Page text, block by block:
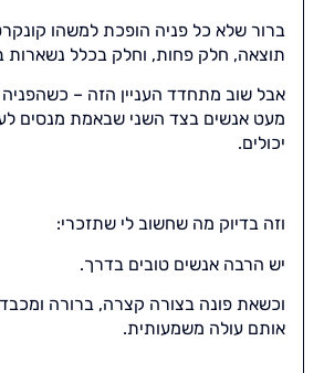
ברור שלא כל פניה הופכת למשהו
תוצאה, חלק פחות, וחלק בכלל נשארות
אבל שוב מתחדד העניין הזה – כשהפניה
מעט אנשים בצד השני שבאמת מנסים
יכולים.
וזה בדיוק מה שחשוב לי שתזכרי:
יש הרבה אנשים טובים בדרך.
וכשאת פונה בצורה קצרה, ברורה
אותם עולה משמעותית.